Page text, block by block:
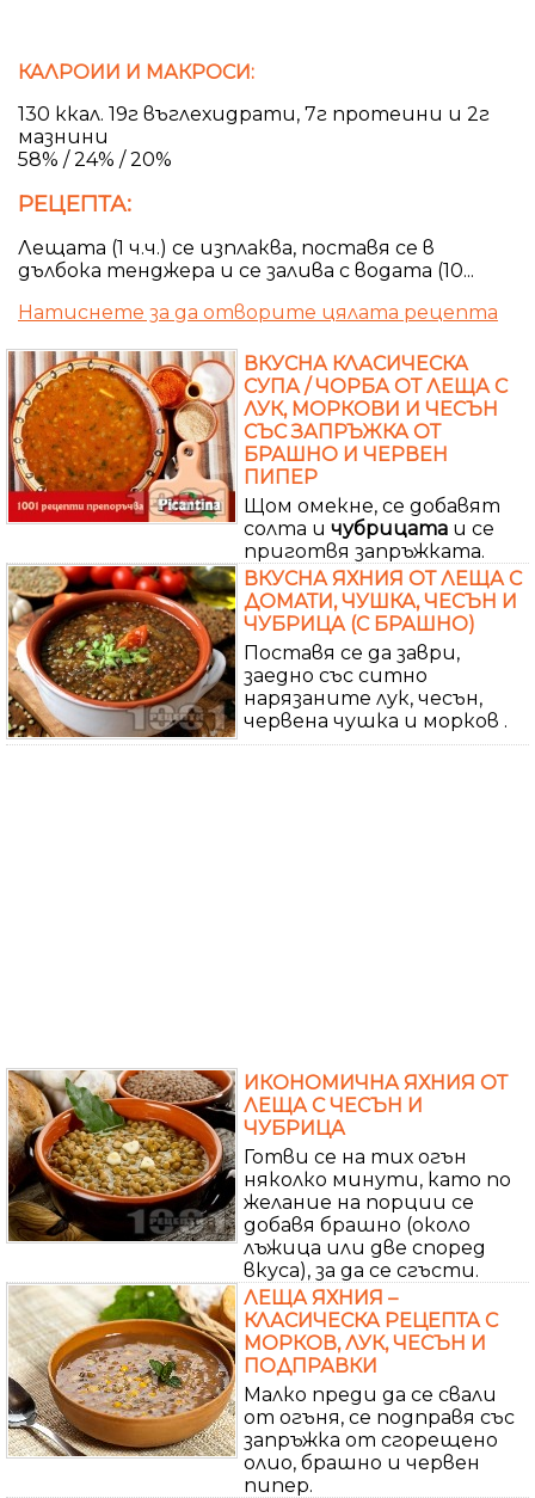
КАЛРОИИ И МАКРОСИ:
130 ккал. 19г въглехидрати, 7г протеини и 2г
мазнини
58% / 24% / 20%
РЕЦЕПТА:
Лещата (1 ч.ч.) се изплаква, поставя се в
дълбока тенджера и се залива с водата (10...
Натиснете за да отворите цялата рецепта
ВКУСНА КЛАСИЧЕСКА
СУПА / ЧОРБА ОТ ЛЕЩА С
ЛУК, МОРКОВИ И ЧЕСЪН
СЪС ЗАПРЪЖКА ОТ
БРАШНО И ЧЕРВЕН
ПИПЕР
Щом омекне, се добавят
солта и чубрицата и се
приготвя запръжката.
ВКУСНА ЯХНИЯ ОТ ЛЕЩА С
ДОМАТИ, ЧУШКА, ЧЕСЪН И
ЧУБРИЦА (С БРАШНО)
Поставя се да заври,
заедно със ситно
нарязаните лук, чесън,
червена чушка и морков .
ИКОНОМИЧНА ЯХНИЯ ОТ
ЛЕЩА С ЧЕСЪН И
ЧУБРИЦА
Готви се на тих огън
няколко минути, като по
желание на порции се
добавя брашно (около
лъжица или две според
вкуса), за да се сгъсти.
ЛЕЩА ЯХНИЯ –
КЛАСИЧЕСКА РЕЦЕПТА С
МОРКОВ, ЛУК, ЧЕСЪН И
ПОДПРАВКИ
Малко преди да се свали
от огъня, се подправя със
запръжка от сгорещено
олио, брашно и червен
пипер.